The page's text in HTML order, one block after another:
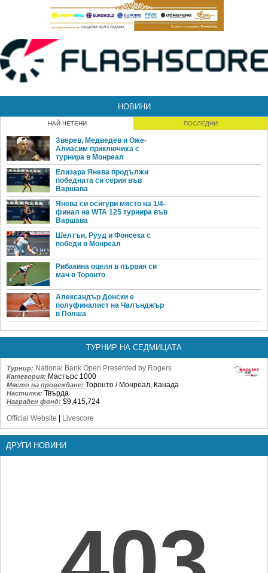
НОВИНИ
НАЙ-ЧЕТЕНИ ПОСЛЕДНИ
Зверев, Медведев и Оже-
Алиасим приключиха с
турнира в Монреал
Елизара Янева продължи
победната си серия във
Варшава
Янева си осигури място на 1/4-
финал на WTA 125 турнира във
Варшава
Шелтън, Рууд и Фонсека с
победи в Монреал
Рибакина оцеля в първия си
мач в Торонто
Александър Донски е
полуфиналист на Чалънджър
в Полша
ТУРНИР НА СЕДМИЦАТА
Турнир: National Bank Open Presented by Rogers
Категория: Мастърс 1000
Място на провеждане: Торонто / Монреал, Канада
Настилка: Твърда
Награден фонд: $9,415,724
Official Website
Livescore
ДРУГИ НОВИНИ